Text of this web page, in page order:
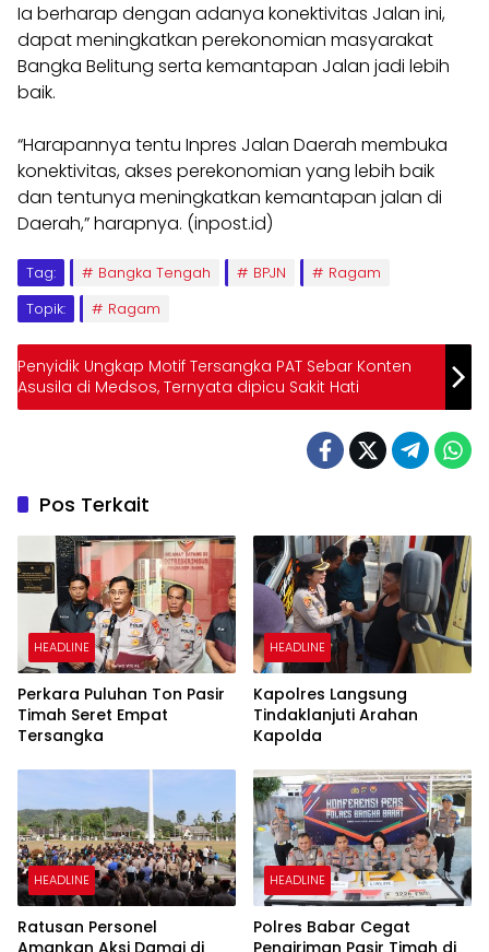
Ia berharap dengan adanya konektivitas Jalan ini,
dapat meningkatkan perekonomian masyarakat
Bangka Belitung serta kemantapan Jalan jadi lebih
baik.
“Harapannya tentu Inpres Jalan Daerah membuka
konektivitas, akses perekonomian yang lebih baik
dan tentunya meningkatkan kemantapan jalan di
Daerah,” harapnya. (inpost.id)
Tag: Bangka Tengah BPJN
Ragam
Topik:
Ragam
Penyidik Ungkap Motif Tersangka PAT Sebar Konten
Asusila di Medsos, Ternyata dipicu Sakit Hati
Pos Terkait
HEADLINE
Perkara Puluhan Ton Pasir
Timah Seret Empat
Tersangka
HEADLINE
Kapolres Langsung
Tindaklanjuti Arahan
Kapolda
HEADLINE
Ratusan Personel
HEADLINE
Polres Babar Cegat